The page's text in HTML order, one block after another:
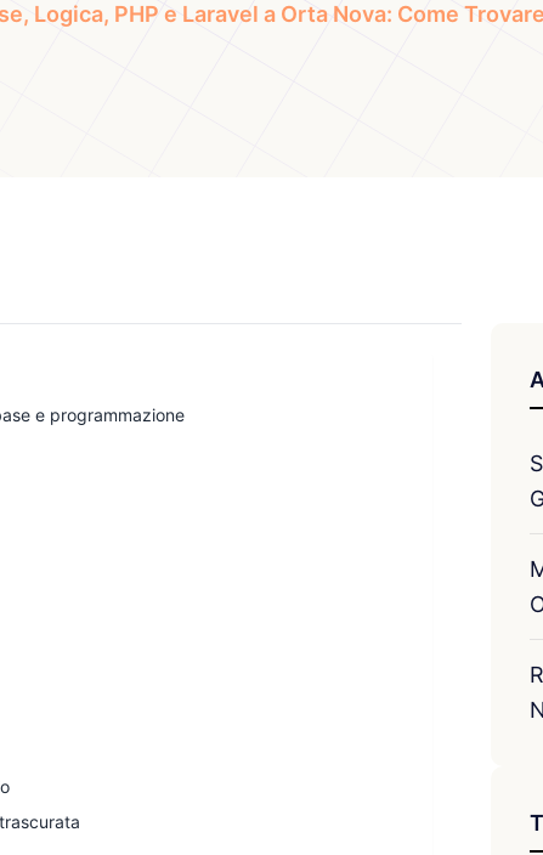
Logica, PHP e Laravel a Orta Nova: Come
e programmazione